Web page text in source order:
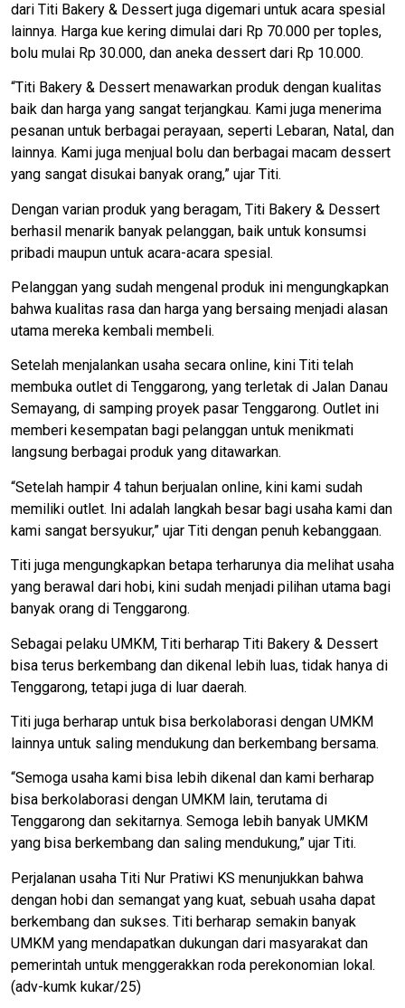
dari Titi Bakery & Dessert juga digemari untuk acara spesial
lainnya. Harga kue kering dimulai dari Rp 70.000 per toples,
bolu mulai Rp 30.000, dan aneka dessert dari Rp 10.000.
“Titi Bakery & Dessert menawarkan produk dengan kualitas
baik dan harga yang sangat terjangkau. Kami juga menerima
pesanan untuk berbagai perayaan, seperti Lebaran, Natal, dan
lainnya. Kami juga menjual bolu dan berbagai macam dessert
yang sangat disukai banyak orang,” ujar Titi.
Dengan varian produk yang beragam, Titi Bakery & Dessert
berhasil menarik banyak pelanggan, baik untuk konsumsi
pribadi maupun untuk acara-acara spesial.
Pelanggan yang sudah mengenal produk ini mengungkapkan
bahwa kualitas rasa dan harga yang bersaing menjadi alasan
utama mereka kembali membeli.
Setelah menjalankan usaha secara online, kini Titi telah
membuka outlet di Tenggarong, yang terletak di Jalan Danau
Semayang, di samping proyek pasar Tenggarong. Outlet ini
memberi kesempatan bagi pelanggan untuk menikmati
langsung berbagai produk yang ditawarkan.
“Setelah hampir 4 tahun berjualan online, kini kami sudah
memiliki outlet. Ini adalah langkah besar bagi usaha kami dan
kami sangat bersyukur,” ujar Titi dengan penuh kebanggaan.
Titi juga mengungkapkan betapa terharunya dia melihat usaha
yang berawal dari hobi, kini sudah menjadi pilihan utama bagi
banyak orang di Tenggarong.
Sebagai pelaku UMKM, Titi berharap Titi Bakery & Dessert
bisa terus berkembang dan dikenal lebih luas, tidak hanya di
Tenggarong, tetapi juga di luar daerah.
Titi juga berharap untuk bisa berkolaborasi dengan UMKM
lainnya untuk saling mendukung dan berkembang bersama.
“Semoga usaha kami bisa lebih dikenal dan kami berharap
bisa berkolaborasi dengan UMKM lain, terutama di
Tenggarong dan sekitarnya. Semoga lebih banyak UMKM
yang bisa berkembang dan saling mendukung,” ujar Titi.
Perjalanan usaha Titi Nur Pratiwi KS menunjukkan bahwa
dengan hobi dan semangat yang kuat, sebuah usaha dapat
berkembang dan sukses. Titi berharap semakin banyak
UMKM yang mendapatkan dukungan dari masyarakat dan
pemerintah untuk menggerakkan roda perekonomian lokal.
(adv-kumk kukar/25)